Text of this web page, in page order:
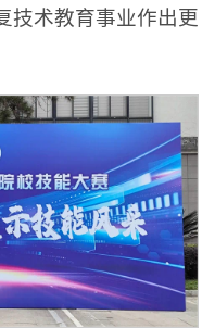
技术教育事业作出更